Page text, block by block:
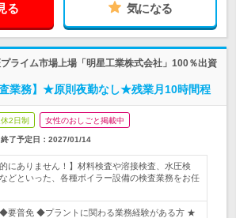
る 気になる
ライム市場上場「明星工業株式会社」100％出資
業務】★原則夜勤なし★残業月10時間程
2日制 女性のおしごと掲載中
終了予定日： 2027/01/14
的にありません！】材料検査や溶接検査、水圧検
どといった、各種ボイラー設備の検査業務をお任
◆要普免 ◆プラントに関わる業務経験がある方 ★